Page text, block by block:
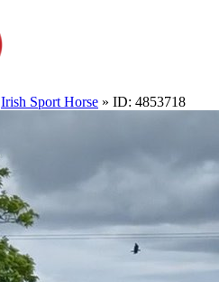
Irish Sport Horse » ID: 4853718